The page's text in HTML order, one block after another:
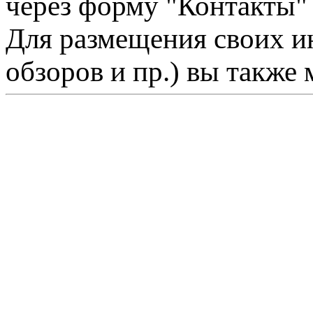
Для размещения своих
обзоров и пр.) вы также